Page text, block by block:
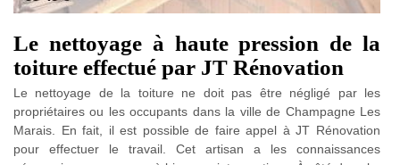
Le nettoyage à haute pression de la
toiture effectué par JT Rénovation
Le nettoyage de la toiture ne doit pas être négligé par les
propriétaires ou les occupants dans la ville de Champagne Les
Marais. En fait, il est possible de faire appel à JT Rénovation
pour effectuer le travail. Cet artisan a les connaissances